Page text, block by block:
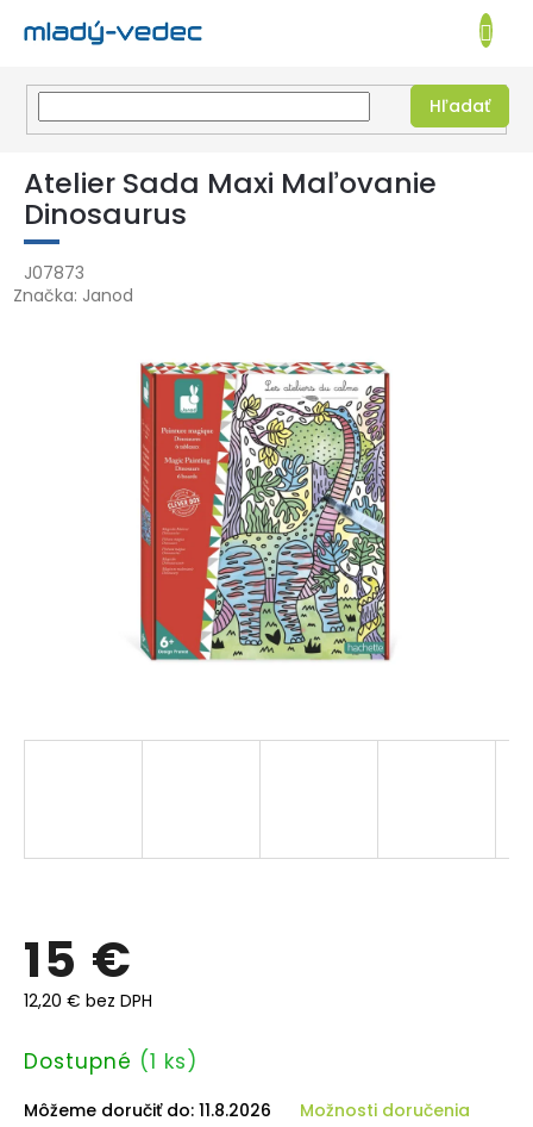
Prejsť
obsah
EUR
Hľadať
KOŠÍK
Atelier Sada Maxi Maľovanie
Dinosaurus
J07873
Značka: Janod
15 €
12,20 € bez DPH
Jednotková
Dostupné (1 ks)
Môžeme doručiť do: 11.8.2026 Možnosti doručenia